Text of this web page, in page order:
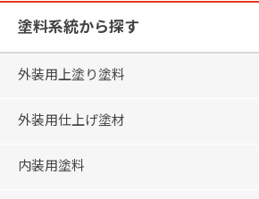
塗料系統から探す
外装用上塗り塗料
外装用仕上げ塗材
内装用塗料